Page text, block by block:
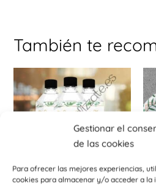
Gestionar el
de las cookies
Para ofrecer las mejores experiencias,
cookies para almacenar y/o acceder a la
También te